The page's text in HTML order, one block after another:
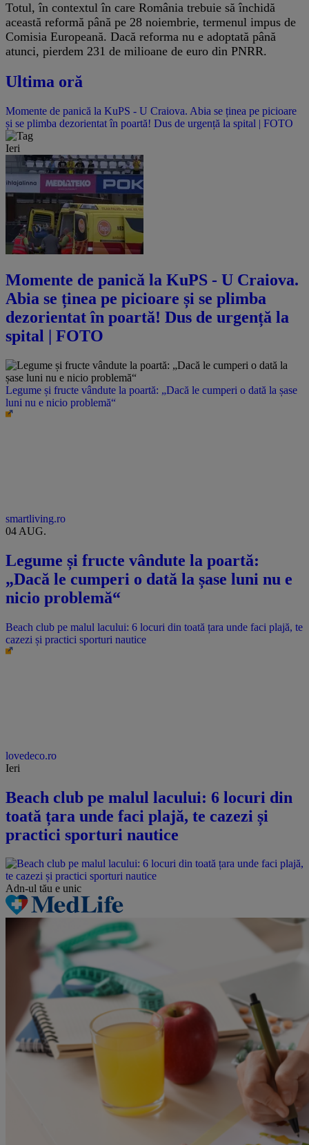
Totul, în contextul în care România trebuie să închidă
această reformă până pe 28 noiembrie, termenul impus de
Comisia Europeană. Dacă reforma nu e adoptată până
atunci, pierdem 231 de milioane de euro din PNRR.
Ultima oră
Momente de panică la KuPS - U Craiova. Abia se ținea pe picioare
și se plimba dezorientat în poartă! Dus de urgență la spital | FOTO
Ieri
Momente de panică la KuPS - U Craiova.
Abia se ținea pe picioare și se plimba
dezorientat în poartă! Dus de urgență la
spital | FOTO
Legume și fructe vândute la poartă: „Dacă le cumperi o dată la șase
luni nu e nicio problemă“
smartliving.ro
04 AUG.
Legume și fructe vândute la poartă:
„Dacă le cumperi o dată la șase luni nu e
nicio problemă“
Beach club pe malul lacului: 6 locuri din toată țara unde faci plajă, te
cazezi și practici sporturi nautice
lovedeco.ro
Ieri
Beach club pe malul lacului: 6 locuri din
toată țara unde faci plajă, te cazezi și
practici sporturi nautice
Adn-ul tău e unic